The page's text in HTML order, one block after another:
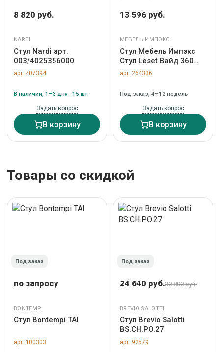
8 820 руб.
NARDI
Стул Nardi арт.
003/4025356000
арт. 407394
В наличии, 1–3 дня · 15 шт.
Задать вопрос
В корзину
13 596 руб.
МЕБЕЛЬ ИМПЭКС
Стул Мебель Импэкс
Стул Leset Вайд 360
(поворотный
механизм) арт.
арт. 264336
Под заказ, 4–12 недель
Задать вопрос
В корзину
Товары со скидкой
Под заказ
по запросу
BONTEMPI
Стул Bontempi TAI
арт. 100303
Под заказ
24 640 руб.30 800 руб.
BREVIO SALOTTI
Стул Brevio Salotti
BS.CH.PO.27
арт. 92579